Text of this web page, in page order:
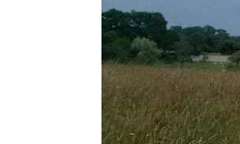
municipal en date du 5/12/2024